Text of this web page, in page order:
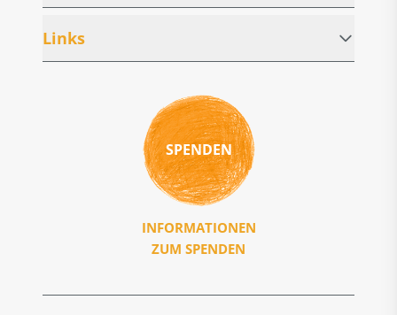
Links
SPENDEN
INFORMATIONEN
ZUM SPENDEN